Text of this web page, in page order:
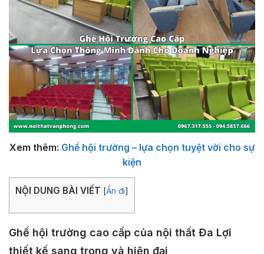
Xem thêm: Ghế hội trường – lựa chọn tuyệt vời cho sự
kiện
NỘI DUNG BÀI VIẾT [Ẩn đi]
Ghế hội trường cao cấp của nội thất Đa Lợi
thiết kế sang trọng và hiện đại